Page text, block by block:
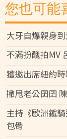
您也可能
大牙自爆親身
不滿扮醜拍MV
獲邀出席紐約
撇甩老公囝囝
主持《歐洲鐵
包骨